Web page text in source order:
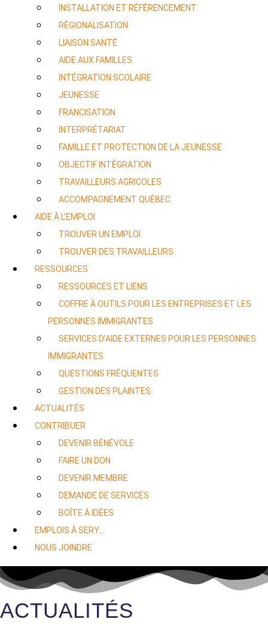
INSTALLATION ET RÉFÉRENCEMENT
RÉGIONALISATION
LIAISON SANTÉ
AIDE AUX FAMILLES
INTÉGRATION SCOLAIRE
JEUNESSE
FRANCISATION
INTERPRÉTARIAT
FAMILLE ET PROTECTION DE LA JEUNESSE
OBJECTIF INTÉGRATION
TRAVAILLEURS AGRICOLES
ACCOMPAGNEMENT QUÉBEC
AIDE À L’EMPLOI
TROUVER UN EMPLOI
TROUVER DES TRAVAILLEURS
RESSOURCES
RESSOURCES ET LIENS
COFFRE À OUTILS POUR LES ENTREPRISES ET LES
PERSONNES IMMIGRANTES
SERVICES D’AIDE EXTERNES POUR LES PERSONNES
IMMIGRANTES
QUESTIONS FRÉQUENTES
GESTION DES PLAINTES
ACTUALITÉS
CONTRIBUER
DEVENIR BÉNÉVOLE
FAIRE UN DON
DEVENIR MEMBRE
DEMANDE DE SERVICES
BOÎTE À IDÉES
EMPLOIS À SERY…
NOUS JOINDRE
ACTUALITÉS